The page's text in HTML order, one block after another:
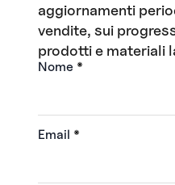
aggiornamenti
vendite, sui
prodotti e materiali
Nome *
Email *